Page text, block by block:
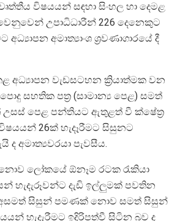
විෂයයන් සඳහා සිංහල හා දෙමළ
උපාධිධාරීන් 226 දෙනෙකුට
අධ්‍යාපන අමාත්‍යාංශ ශ්‍රවණාගාරයේ දී
අධ්‍යාපන වැඩසටහන ක්‍රියාත්මක වන
සහතික පත්‍ර (සාමාන්‍ය පෙළ) සමත්
පෙළ පන්තියට ඇතුළත් වී ක්ෂේත්‍ර
26ක් හැදෑරීමට සිසුනට
ද අමාත්‍යවරයා පැවසීය.
නොව ලෝකයේ ඕනෑම රටක රැකියා
හැදැරූවන්ට දැඩි ඉල්ලුමක් පවතින
අසමත් සිසුන් පමණක් නොව සමත් සිසුන්
හැදැරීමට ඉදිරිපත්වී සිටින බව ද